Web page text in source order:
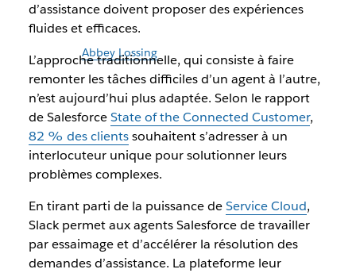
Par l’équipe Slack
26 octobre 2023
Illustration parAbbey Lossing
d’assistance doivent proposer des expériences
fluides et efficaces.
L’approche traditionnelle, qui consiste à faire
remonter les tâches difficiles d’un agent à l’autre,
n’est aujourd’hui plus adaptée. Selon le rapport
de SalesforceState of the Connected Customer,
82 % des clientssouhaitent s’adresser à un
interlocuteur unique pour solutionner leurs
problèmes complexes.
En tirant parti de la puissance deService Cloud,
Slack permet aux agents Salesforce de travailler
par essaimage et d’accélérer la résolution des
demandes d’assistance. La plateforme leur